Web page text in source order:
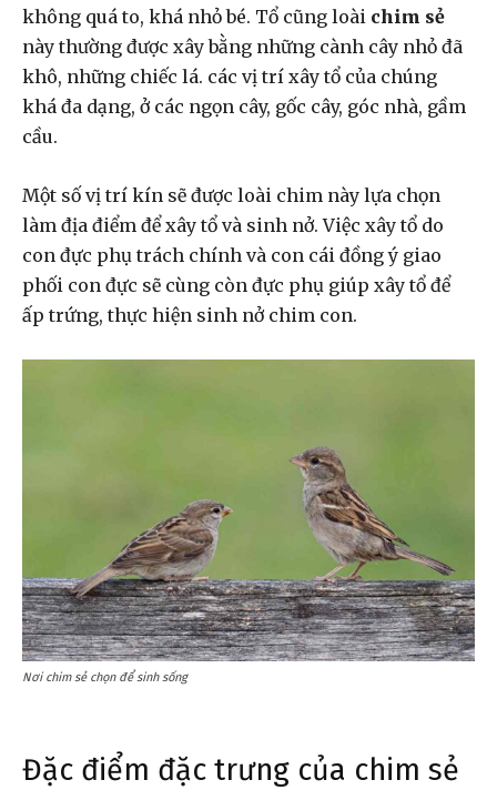
không quá to, khá nhỏ bé. Tổ cũng loài chim sẻ
này thường được xây bằng những cành cây nhỏ đã
khô, những chiếc lá. các vị trí xây tổ của chúng
khá đa dạng, ở các ngọn cây, gốc cây, góc nhà, gầm
cầu.
Một số vị trí kín sẽ được loài chim này lựa chọn
làm địa điểm để xây tổ và sinh nở. Việc xây tổ do
con đực phụ trách chính và con cái đồng ý giao
phối con đực sẽ cùng còn đực phụ giúp xây tổ để
ấp trứng, thực hiện sinh nở chim con.
Nơi chim sẻ chọn để sinh sống
Đặc điểm đặc trưng của chim sẻ